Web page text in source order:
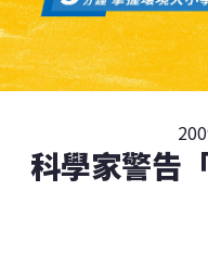
科學家警告